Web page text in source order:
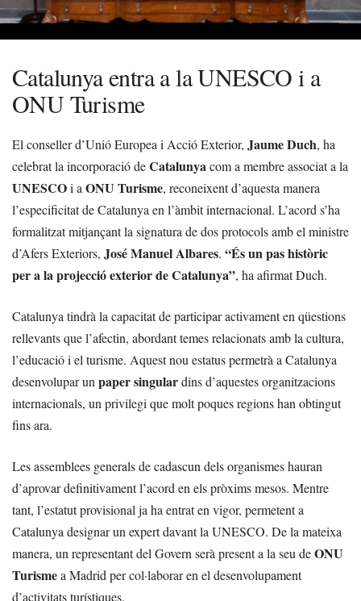
Catalunya entra a la UNESCO i a
ONU Turisme
El conseller d’Unió Europea i Acció Exterior, Jaume Duch, ha
celebrat la incorporació deCatalunyacom a membre associat a la
UNESCOi a ONU Turisme, reconeixent d’aquesta manera
l’especificitat de Catalunya en l’àmbit internacional. L’acord s’ha
formalitzat mitjançant la signatura de dos protocols amb el ministre
d’Afers Exteriors, José Manuel Albares. “És un pas històric
per a la projecció exterior de Catalunya”, ha afirmat Duch.
Catalunya tindrà la capacitat de participar activament en qüestions
rellevants que l’afectin, abordant temes relacionats amb la cultura,
l’educació i el turisme. Aquest nou estatus permetrà a Catalunya
desenvolupar un paper singulardins d’aquestes organitzacions
internacionals, un privilegi que molt poques regions han obtingut
fins ara.
Les assemblees generals de cadascun dels organismes hauran
d’aprovar definitivament l’acord en els pròxims mesos. Mentre
tant, l’estatut provisional ja ha entrat en vigor, permetent a
Catalunya designar un expert davant la UNESCO. De la mateixa
manera, un representant del Govern serà present a la seu deONU
Turismea Madrid per col·laborar en el desenvolupament
d’activitats turístiques.